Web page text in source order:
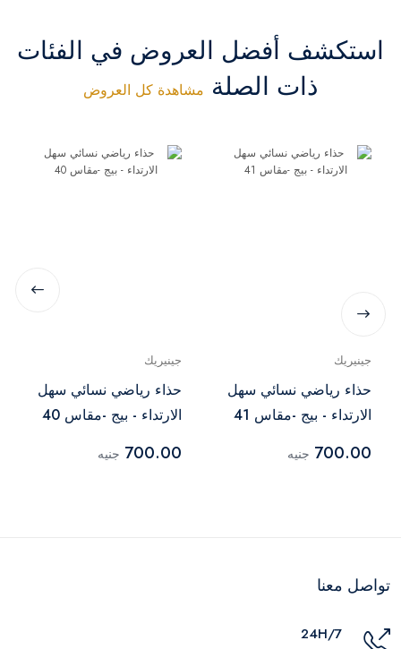
استكشف أفضل العروض في الفئات
ذات الصلة مشاهدة كل العروض
جينيريك
حذاء رياضي نسائي سهل
الارتداء - بيج -مقاس 41
700.00 جنيه
جينيريك
حذاء رياضي نسائي سهل
الارتداء - بيج -مقاس 40
700.00 جنيه
تواصل معنا
24H/7